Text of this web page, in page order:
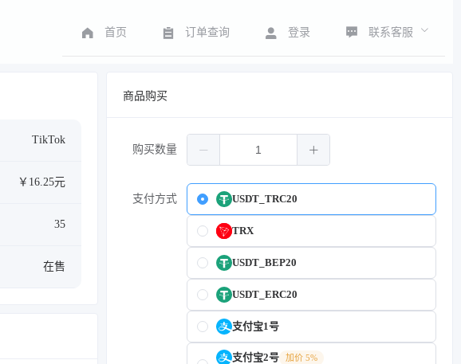
首页 订单查询 登录 联系客服
TikTok
￥16.25元
35
在售
商品购买
购买数量
支付方式 USDT_TRC20
TRX
USDT_BEP20
USDT_ERC20
支付宝1号
支付宝2号 加价 5%